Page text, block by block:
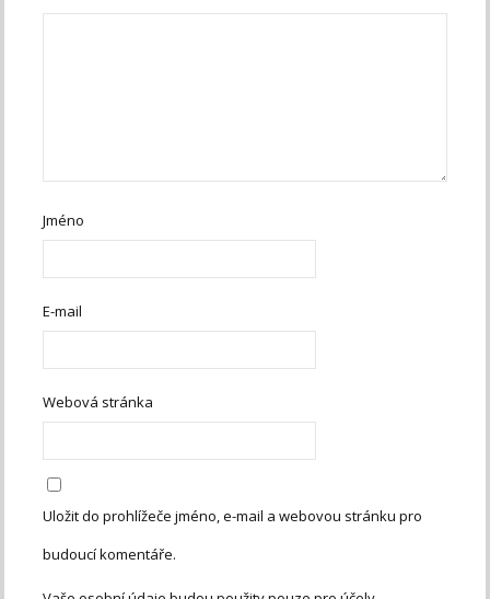
Jméno
E-mail
Webová stránka
Uložit do prohlížeče jméno, e-mail a webovou stránku pro
budoucí komentáře.